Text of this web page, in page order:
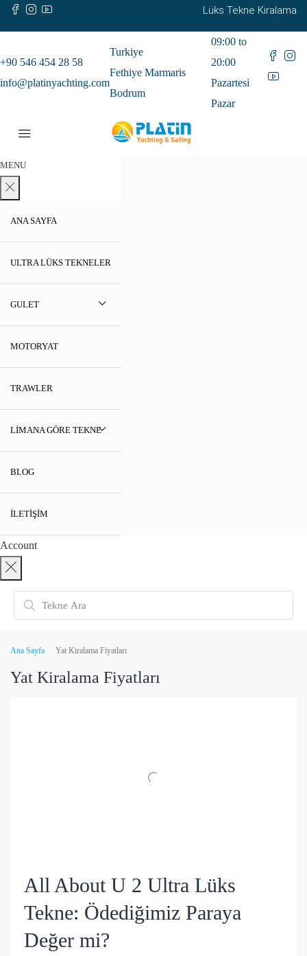
Lüks Tekne Kiralama
+90 546 454 28 58
info@platinyachting.com
Turkiye
Fethiye Marmaris
Bodrum
09:00 to
20:00
Pazartesi
Pazar
MENU
ANA SAYFA
ULTRA LÜKS TEKNELER
GULET
MOTORYAT
TRAWLER
LIMANA GÖRE TEKNE
BLOG
İLETIŞIM
Account
Ana Sayfa Yat Kiralama Fiyatları
Yat Kiralama Fiyatları
All About U 2 Ultra Lüks
Tekne: Ödediğimiz Paraya
Değer mi?